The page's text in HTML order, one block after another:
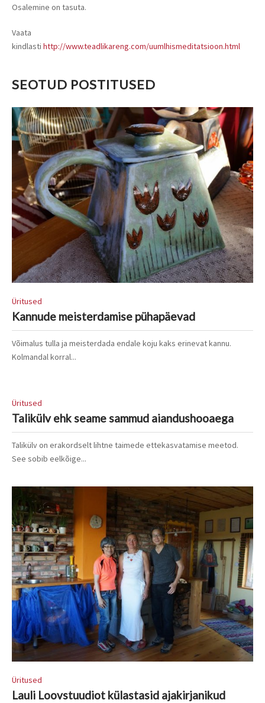
Osalemine on tasuta.
Vaata
kindlasti http://www.teadlikareng.com/uumlhismeditatsioon.html
SEOTUD POSTITUSED
Üritused
Kannude meisterdamise pühapäevad
Võimalus tulla ja meisterdada endale koju kaks erinevat kannu.
Kolmandal korral...
Üritused
Talikülv ehk seame sammud aiandushooaega
Talikülv on erakordselt lihtne taimede ettekasvatamise meetod.
See sobib eelkõige...
Üritused
Lauli Loovstuudiot külastasid ajakirjanikud